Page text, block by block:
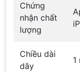
Chứng
nhận chất
lượng
Chiều dài
dây
1